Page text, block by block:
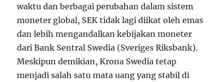
waktu dan berbagai perubahan dalam sistem
moneter global, SEK tidak lagi diikat oleh emas
dan lebih mengandalkan kebijakan moneter
dari Bank Sentral Swedia (Sveriges Riksbank).
Meskipun demikian, Krona Swedia tetap
menjadi salah satu mata uang yang stabil di